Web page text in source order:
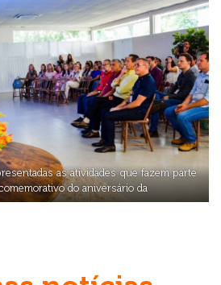
as atividades que fazem parte
do aniversário da